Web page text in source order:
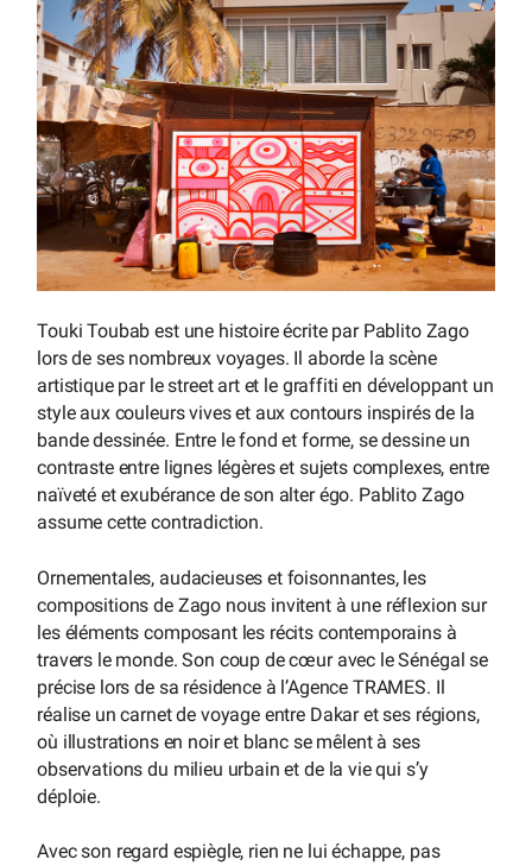
Touki Toubab est une histoire écrite par Pablito Zago
lors de ses nombreux voyages. Il aborde la scène
artistique par le street art et le graffiti en développant un
style aux couleurs vives et aux contours inspirés de la
bande dessinée. Entre le fond et forme, se dessine un
contraste entre lignes légères et sujets complexes, entre
naïveté et exubérance de son alter égo. Pablito Zago
assume cette contradiction.
Ornementales, audacieuses et foisonnantes, les
compositions de Zago nous invitent à une réflexion sur
les éléments composant les récits contemporains à
travers le monde. Son coup de cœur avec le Sénégal se
précise lors de sa résidence à l’Agence TRAMES. Il
réalise un carnet de voyage entre Dakar et ses régions,
où illustrations en noir et blanc se mêlent à ses
observations du milieu urbain et de la vie qui s’y
déploie.
Avec son regard espiègle, rien ne lui échappe, pas